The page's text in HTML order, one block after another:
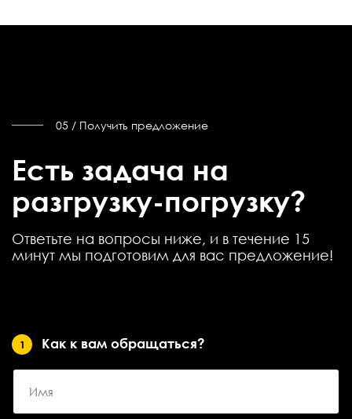
05 / Получить предложение
Есть задача на
разгрузку-погрузку?
Ответьте на вопросы ниже, и в течение 15
минут мы подготовим для вас предложение!
1 Как к вам обращаться?